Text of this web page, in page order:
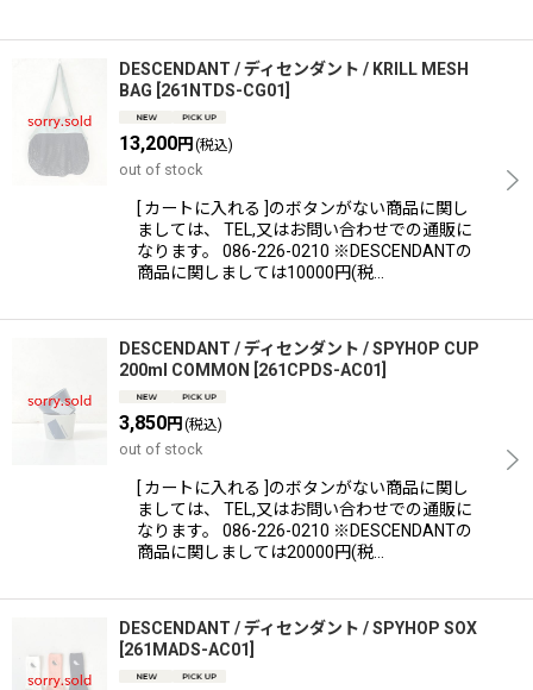
DESCENDANT / ディセンダント / KRILL MESH
BAG 261NTDS-CG01
13,200円 (税込)
out of stock
[ カートに入れる ]のボタンがない商品に関し
ましては、 TEL,又はお問い合わせでの通販に
なります。 086-226-0210 ※DESCENDANTの
商品に関しましては10000円(税…
DESCENDANT / ディセンダント / SPYHOP CUP
200ml COMMON
261CPDS-AC01
3,850円 (税込)
out of stock
[ カートに入れる ]のボタンがない商品に関し
ましては、 TEL,又はお問い合わせでの通販に
なります。 086-226-0210 ※DESCENDANTの
商品に関しましては20000円(税…
DESCENDANT / ディセンダント / SPYHOP SOX
261MADS-AC01